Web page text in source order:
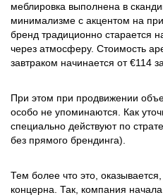
меблировка выполнена в
минимализме с акцентом на
бренд традиционно старается
через атмосферу. Стоимость
завтраком начинается от €114
При этом при продвижении
особо не упоминаются. Как
специально действуют по
без прямого брендинга).
Тем более что это,
концерна. Так, компания